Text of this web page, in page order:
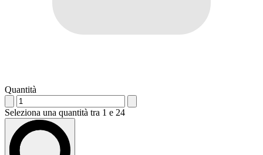
Quantità
Seleziona una quantità tra 1 e 24